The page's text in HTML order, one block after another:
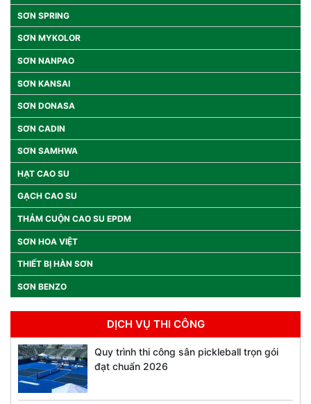
SƠN SPRING
SƠN MYKOLOR
SƠN NANPAO
SƠN KANSAI
SƠN DONASA
SƠN CADIN
SƠN SAMHWA
HẠT CAO SU
GẠCH CAO SU
THẢM CUỘN CAO SU EPDM
SƠN HOA VIỆT
THIẾT BỊ HÀN SƠN
SƠN BENZO
DỊCH VỤ THI CÔNG
Quy trình thi công sân pickleball trọn gói
đạt chuẩn 2026